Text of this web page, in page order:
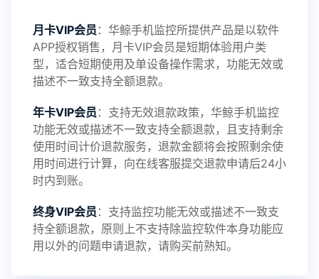
月卡VIP会员 ：华鲸手机监控所提供产品是以软件
APP授权销售，月卡VIP会员是短期体验用户类
型，适合短期使用及单设备操作需求，功能无效或
描述不一致支持全额退款。
年卡VIP会员 ：支持无效退款政策，华鲸手机监控
功能无效或描述不一致支持全额退款，且支持剩余
使用时间计价退款服务，退款金额将会按照剩余使
用时间进行计算，向在线客服提交退款申请后24小
时内到账。
终身VIP会员 ：支持监控功能无效或描述不一致支
持全额退款，原则上不支持除监控软件本身功能应
用以外的问题申请退款，请购买前熟知。